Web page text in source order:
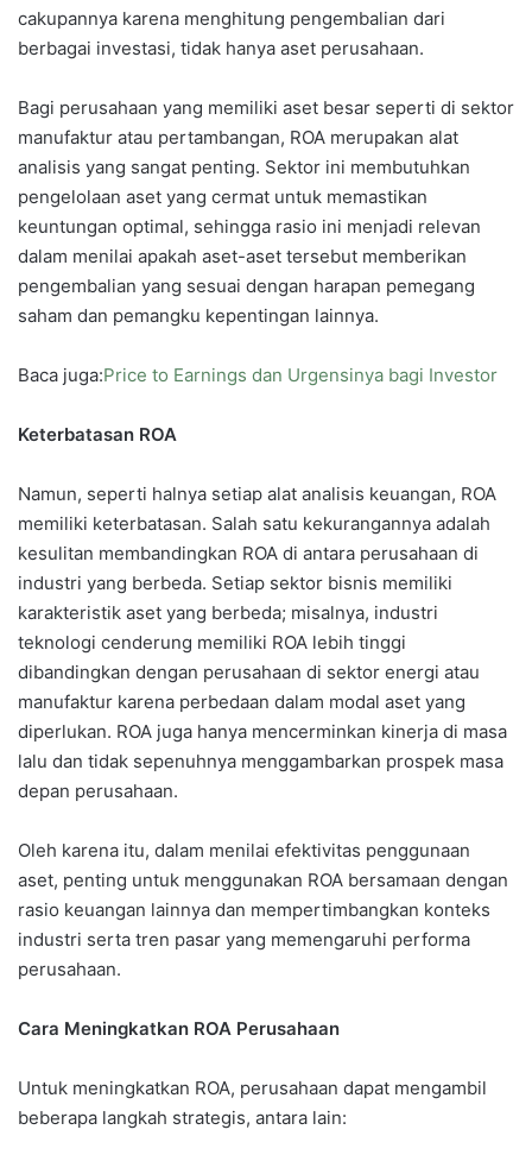
cakupannya karena menghitung pengembalian dari
berbagai investasi, tidak hanya aset perusahaan.
Bagi perusahaan yang memiliki aset besar seperti di sektor
manufaktur atau pertambangan, ROA merupakan alat
analisis yang sangat penting. Sektor ini membutuhkan
pengelolaan aset yang cermat untuk memastikan
keuntungan optimal, sehingga rasio ini menjadi relevan
dalam menilai apakah aset-aset tersebut memberikan
pengembalian yang sesuai dengan harapan pemegang
saham dan pemangku kepentingan lainnya.
Baca juga:Price to Earnings dan Urgensinya bagi Investor
Keterbatasan ROA
Namun, seperti halnya setiap alat analisis keuangan, ROA
memiliki keterbatasan. Salah satu kekurangannya adalah
kesulitan membandingkan ROA di antara perusahaan di
industri yang berbeda. Setiap sektor bisnis memiliki
karakteristik aset yang berbeda; misalnya, industri
teknologi cenderung memiliki ROA lebih tinggi
dibandingkan dengan perusahaan di sektor energi atau
manufaktur karena perbedaan dalam modal aset yang
diperlukan. ROA juga hanya mencerminkan kinerja di masa
lalu dan tidak sepenuhnya menggambarkan prospek masa
depan perusahaan.
Oleh karena itu, dalam menilai efektivitas penggunaan
aset, penting untuk menggunakan ROA bersamaan dengan
rasio keuangan lainnya dan mempertimbangkan konteks
industri serta tren pasar yang memengaruhi performa
perusahaan.
Cara Meningkatkan ROA Perusahaan
Untuk meningkatkan ROA, perusahaan dapat mengambil
beberapa langkah strategis, antara lain: